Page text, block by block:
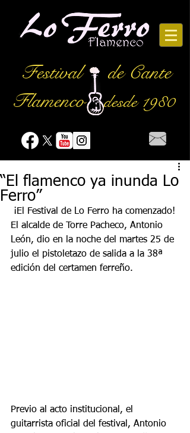
Festival
de Cante
Flamencodesde 1980
“El flamenco ya inunda Lo
Ferro”
El alcalde de Torre Pacheco, Antonio
León, dio en la noche del martes 25 de
julio el pistoletazo de salida a la 38ª
edición del certamen ferreño.
Previo al acto institucional, el
guitarrista oficial del festival, Antonio